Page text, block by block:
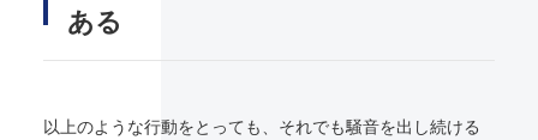
ある
以上のような行動をとっても、それでも騒音を出し続ける